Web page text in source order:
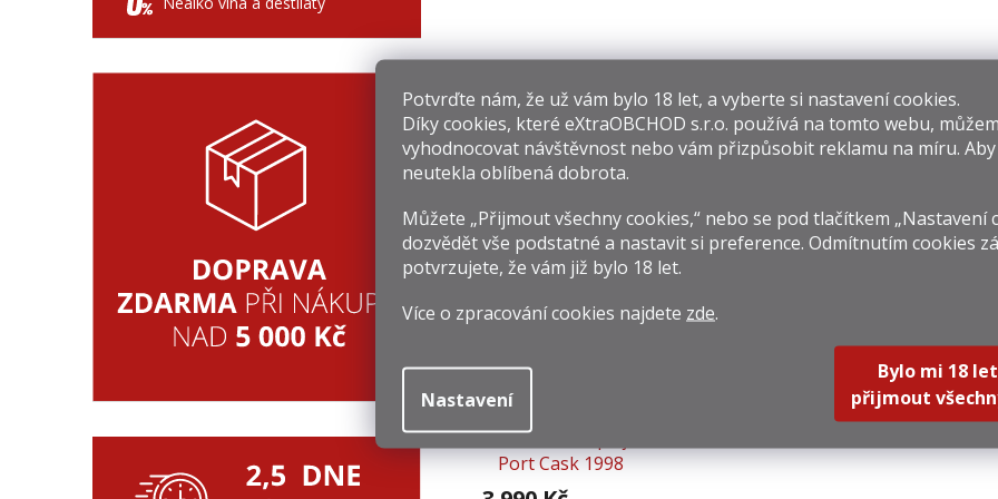
Potvrďte nám​​, že už vám bylo 18 let, a vyberte si nastavení cookies.
Díky cookies, které eXtraOBCHOD s.r.o. používá na tomto webu,
vyhodnocovat návštěvnost nebo vám přizpůsobit reklamu na míru. Aby
neutekla oblíbená dobrota.
Můžete „Přijmout všechny cookies,“ nebo se pod tlačítkem „Nastavení
dozvědět vše podstatné a nastavit si preference. Odmítnutím cookies
potvrzujete, že vám již bylo 18 let.
Více o zpracování cookies najdete zde.
Nastavení
Bylo mi 18
přijmout
Old St. Croix XO
Haakon Royal
Reserve 0,7l 42%
1 289 Kč
cena:
Do košíku
Planteray Original
Dark 0,7l 40%
479 Kč
Do košíku
969
Do
Náš tip
Z
A
Dictador Bosquejo
Port Cask 1998
0,7l 44%